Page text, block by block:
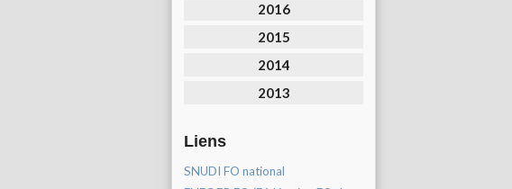
2016
2015
2014
2013
Liens
SNUDI FO national